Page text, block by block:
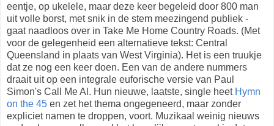
eentje, op ukelele, maar deze keer begeleid door 800 man
uit volle borst, met snik in de stem meezingend publiek -
gaat naadloos over in Take Me Home Country Roads. (Met
voor de gelegenheid een alternatieve tekst: Central
Queensland in plaats van West Virginia). Het is een truukje
dat ze nog een keer doen. Een van de andere nummers
draait uit op een integrale euforische versie van Paul
Simon's Call Me Al. Hun nieuwe, laatste, single heet Hymn
on the 45 en zet het thema ongegeneerd, maar zonder
expliciet namen te droppen, voort. Muzikaal weinig nieuws